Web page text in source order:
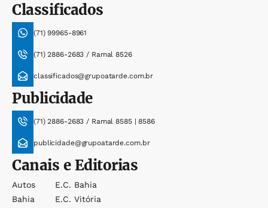
Classificados
(71) 99965-8961
(71) 2886-2683 / Ramal 8526
classificados@grupoatarde.com.br
Publicidade
(71) 2886-2683 / Ramal 8585 | 8586
publicidade@grupoatarde.com.br
Canais e Editorias
Autos
Bahia
E.c. Bahia
E.c. Vitória